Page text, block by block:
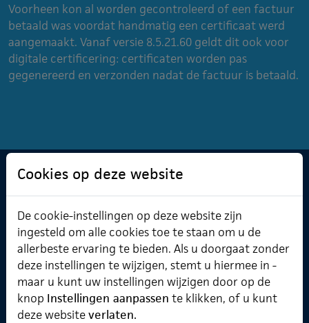
Voorheen kon al worden gecontroleerd of een factuur
betaald was voordat handmatig een certificaat werd
aangemaakt. Vanaf versie 8.5.21.60 geldt dit ook voor
digitale certificering: certificaten worden pas
gegenereerd en verzonden nadat de factuur is betaald.
Cursusplanner
Professional Services
Verzuimmanager
Over ChainWise
Cookies op deze website
De cookie-instellingen op deze website zijn
ingesteld om alle cookies toe te staan om u de
allerbeste ervaring te bieden. Als u doorgaat zonder
deze instellingen te wijzigen, stemt u hiermee in -
maar u kunt uw instellingen wijzigen door op de
knop Instellingen aanpassen te klikken, of u kunt
deze websiteverlaten.